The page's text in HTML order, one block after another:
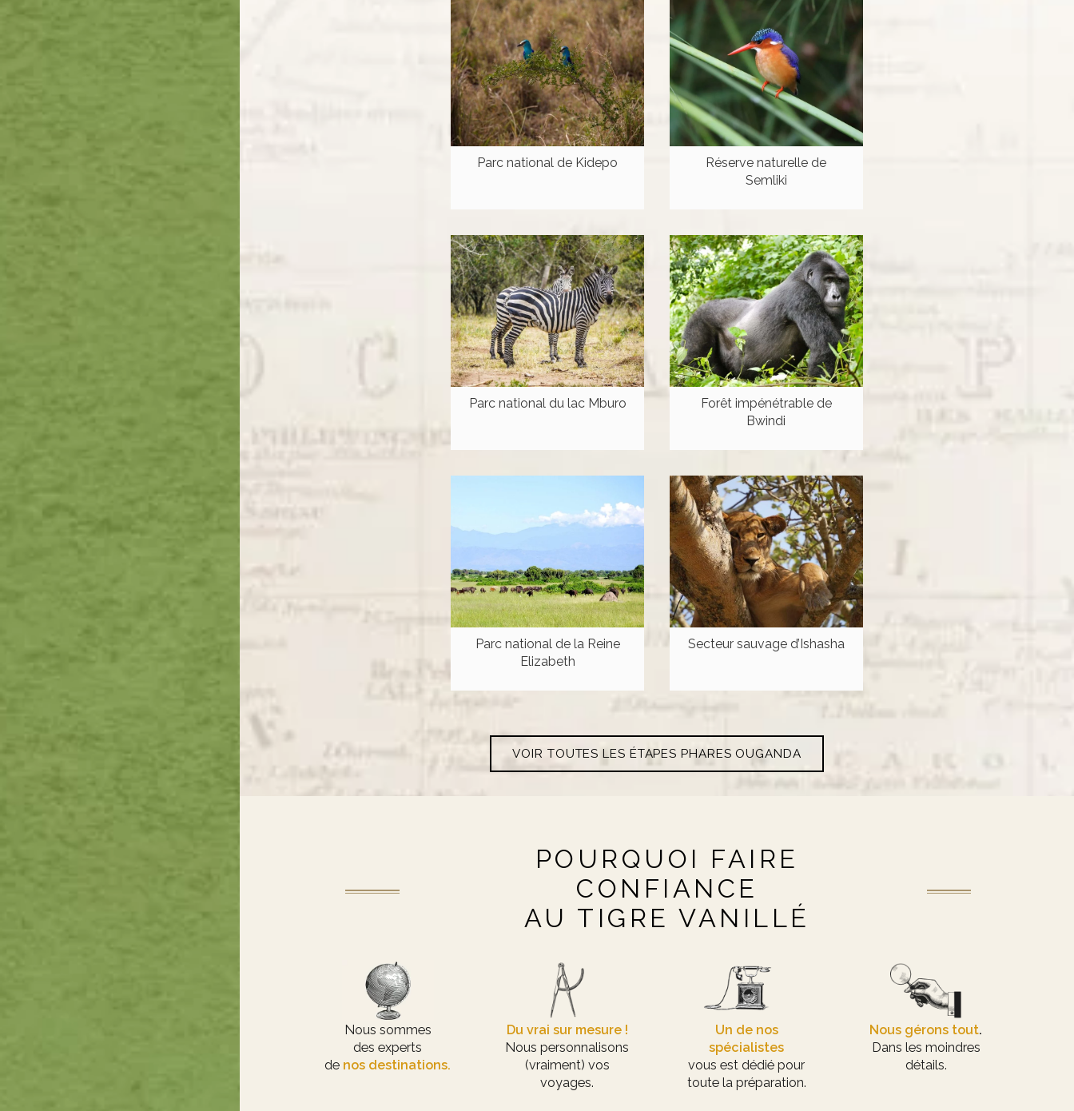
Parc national de Kidepo
Réserve naturelle de
Semliki
Parc national du lac Mburo
Forêt impénétrable de
Bwindi
Parc national de la Reine
Elizabeth
Secteur sauvage d’Ishasha
VOIR TOUTES LES ÉTAPES PHARES OUGANDA
POURQUOI FAIRE
CONFIANCE
AU TIGRE VANILLÉ
Nous sommes
des experts
de nos destinations.
Du vrai sur mesure !
Nous personnalisons
(vraiment) vos
voyages.
Un de nos
spécialistes
vous est dédié pour
toute la préparation.
Nous gérons tout.
Dans les moindres
détails.